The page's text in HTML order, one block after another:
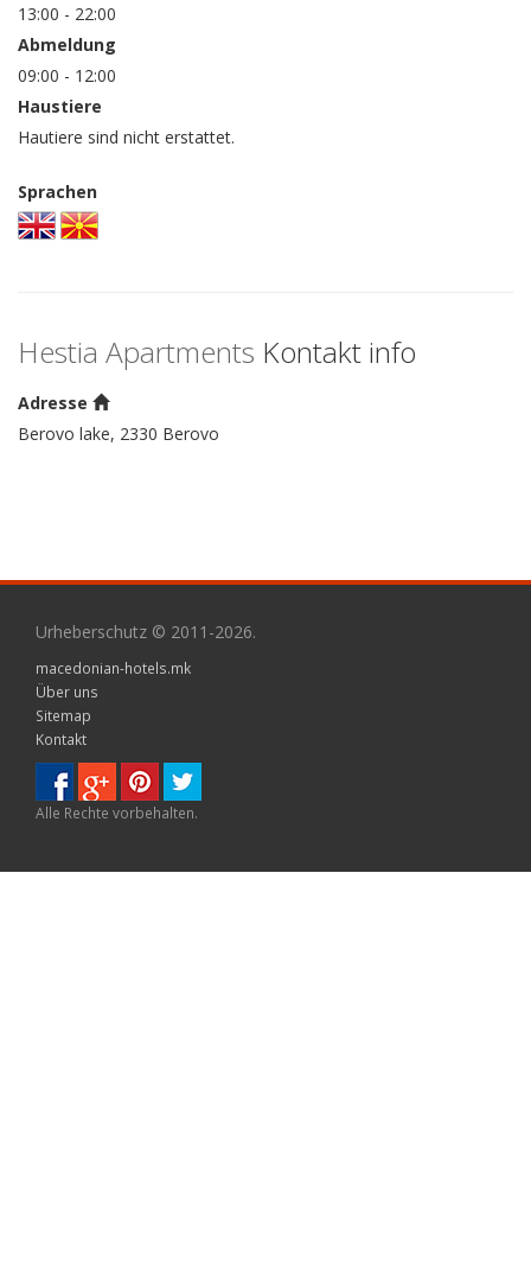
13:00 - 22:00
Abmeldung
09:00 - 12:00
Haustiere
Hautiere sind nicht erstattet.
Sprachen
Hestia Apartments Kontakt info
Adresse
Berovo lake, 2330 Berovo
Urheberschutz © 2011-2026.
macedonian-hotels.mk
Über uns
Sitemap
Kontakt
Alle Rechte vorbehalten.